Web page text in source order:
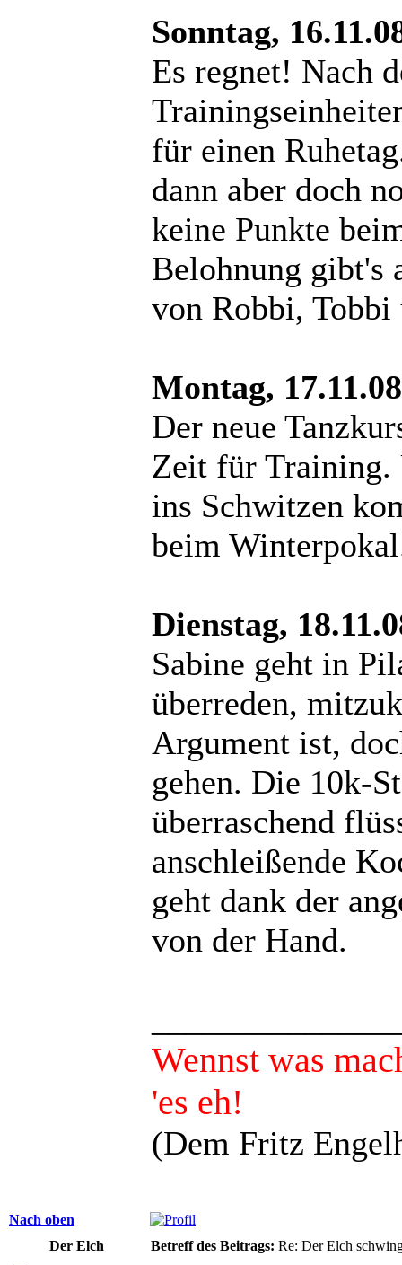
Sonntag,
Es regnet! Nach
für einen
dann aber doch
keine Punkte
Belohnung gibt's
von Robbi,
Montag, 17.11.08
Der neue
Zeit für
ins Schwitzen
beim
Dienstag,
Sabine geht in
überreden,
Argument ist,
gehen. Die 10k-
überraschend
anschleißende
geht dank der
von der Hand.
Wennst was
'es eh!
(Dem Fritz
Nach oben
Der Elch
Betreff des Beitrags: Re: Der Elch